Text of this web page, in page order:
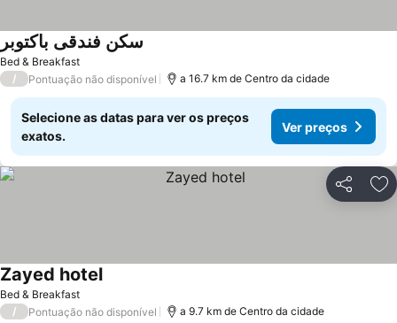
Bed & Breakfast
سكن فندقى باكتوبر
/ Pontuação não disponível a 16.7 km de Centro da cidade
Selecione as datas para ver os preços
exatos.
Ver preços
Partilhar
Bed & Breakfast
Zayed hotel
/ Pontuação não disponível a 9.7 km de Centro da cidade